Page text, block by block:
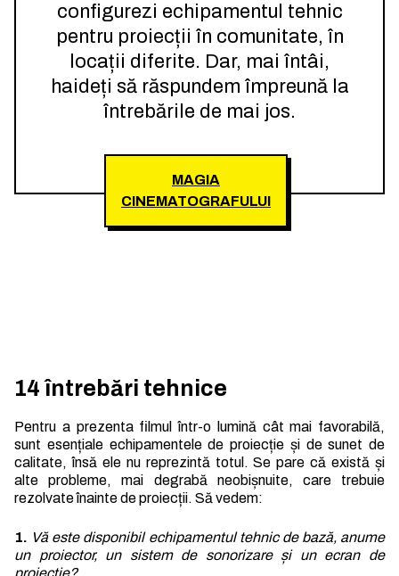
configurezi echipamentul tehnic
pentru proiecții în comunitate, în
locații diferite. Dar, mai întâi,
haideți să răspundem împreună la
întrebările de mai jos.
MAGIA
CINEMATOGRAFULUI
14 întrebări tehnice
Pentru a prezenta filmul într-o lumină cât mai favorabilă,
sunt esențiale echipamentele de proiecție și de sunet de
calitate, însă ele nu reprezintă totul. Se pare că există și
alte probleme, mai degrabă neobișnuite, care trebuie
rezolvate înainte de proiecții. Să vedem:
1. Vă este disponibil echipamentul tehnic de bază, anume
un proiector, un sistem de sonorizare și un ecran de
proiecție?